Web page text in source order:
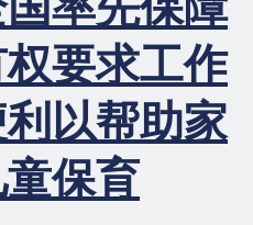
的
哺
乳
便
条
件
要求工作
以帮助家
保育